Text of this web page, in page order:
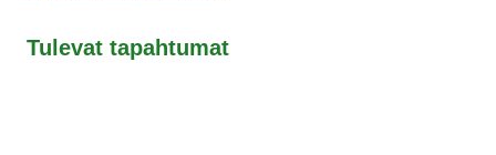
Tulevat tapahtumat